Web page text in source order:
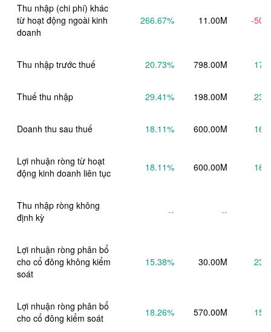
Thu nhập (chi phí) khác
từ hoạt động ngoài kinh
doanh
266.67% 11.00M -
Thu nhập trước thuế 20.73% 798.00M
Thuế thu nhập 29.41% 198.00M
Doanh thu sau thuế 18.11% 600.00M
Lợi nhuận ròng từ hoạt
động kinh doanh liên tục
18.11% 600.00M
Thu nhập ròng không
định kỳ
-- --
Lợi nhuận ròng phân bổ
cho cổ đông không kiểm
soát
15.38% 30.00M
Lợi nhuận ròng phân bổ
cho cổ đông kiểm soát
18.26% 570.00M